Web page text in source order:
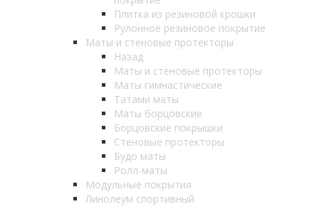
Плитка из резиновой крошки
Рулонное резиновое покрытие
Маты и стеновые протекторы
Назад
Маты и стеновые протекторы
Маты гимнастические
Татами маты
Маты борцовские
Борцовские покрышки
Стеновые протекторы
Будо маты
Ролл-маты
Модульные покрытия
Линолеум спортивный